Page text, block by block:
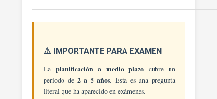
⚠️ IMPORTANTE PARA EXAMEN
Laplanificación a medio plazo cubre un
período de 2 a 5 años. Esta es una pregunta
literal que ha aparecido en exámenes.